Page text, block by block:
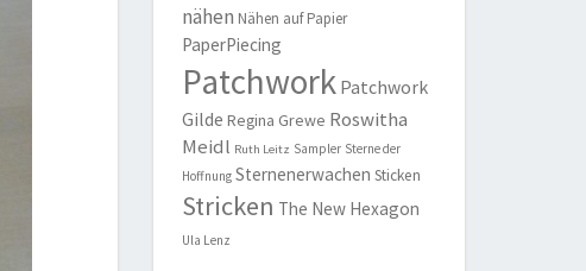
nähen Nähen auf Papier
PaperPiecing
Patchwork Patchwork
Gilde Regina Grewe Roswitha
Meidl Ruth Leitz Sampler Sterne der
Hoffnung Sternenerwachen Sticken
Stricken The New Hexagon
Ula Lenz